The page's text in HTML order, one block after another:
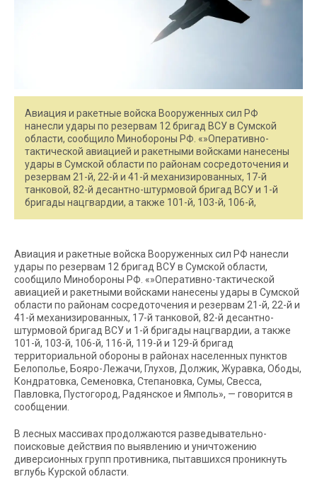
Авиация и ракетные войска Вооруженных сил РФ
нанесли удары по резервам 12 бригад ВСУ в Сумской
области, сообщило Минобороны РФ. «»Оперативно-
тактической авиацией и ракетными войсками нанесены
удары в Сумской области по районам сосредоточения и
резервам 21-й, 22-й и 41-й механизированных, 17-й
танковой, 82-й десантно-штурмовой бригад ВСУ и 1-й
бригады нацгвардии, а также 101-й, 103-й, 106-й,
Авиация и ракетные войска Вооруженных сил РФ нанесли
удары по резервам 12 бригад ВСУ в Сумской области,
сообщило Минобороны РФ. «»Оперативно-тактической
авиацией и ракетными войсками нанесены удары в Сумской
области по районам сосредоточения и резервам 21-й, 22-й и
41-й механизированных, 17-й танковой, 82-й десантно-
штурмовой бригад ВСУ и 1-й бригады нацгвардии, а также
101-й, 103-й, 106-й, 116-й, 119-й и 129-й бригад
территориальной обороны в районах населенных пунктов
Белополье, Бояро-Лежачи, Глухов, Должик, Журавка, Ободы,
Кондратовка, Семеновка, Степановка, Сумы, Свесса,
Павловка, Пустогород, Радянское и Ямполь», — говорится в
сообщении.
В лесных массивах продолжаются разведывательно-
поисковые действия по выявлению и уничтожению
диверсионных групп противника, пытавшихся проникнуть
вглубь Курской области.